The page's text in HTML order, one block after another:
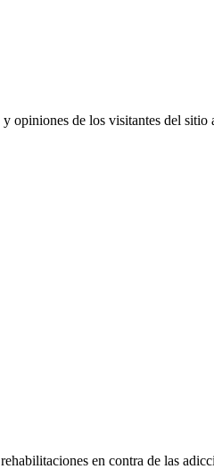
de los visitantes del sitio
en contra de las